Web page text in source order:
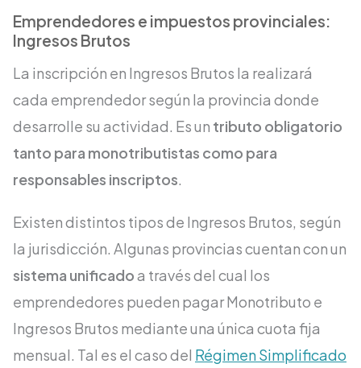
Emprendedores e impuestos provinciales:
Ingresos Brutos
La inscripción en Ingresos Brutos la realizará
cada emprendedor según la provincia donde
desarrolle su actividad. Es un tributo obligatorio
tanto para monotributistas como para
responsables inscriptos.
Existen distintos tipos de Ingresos Brutos, según
la jurisdicción. Algunas provincias cuentan con un
sistema unificadoa través del cual los
emprendedores pueden pagar Monotributo e
Ingresos Brutos mediante una única cuota fija
mensual. Tal es el caso del Régimen Simplificado